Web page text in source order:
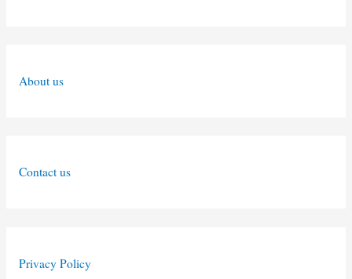
About us
Contact us
Privacy Policy